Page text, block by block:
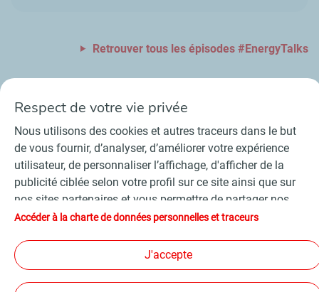
Retrouver tous les épisodes #EnergyTalks
Conditions Générales d’Utilisation
Charte de données personnelles et cookies
Accessibilité : partiellement conforme
Plan du site
Suivez-nous
Respect de votre vie privée
Nous utilisons des cookies et autres traceurs dans le but
de vous fournir, d’analyser, d’améliorer votre expérience
utilisateur, de personnaliser l’affichage, d'afficher de la
publicité ciblée selon votre profil sur ce site ainsi que sur
nos sites partenaires et vous permettre de partager nos
contenus sur les réseaux sociaux. Conformément à la
d'audience sont déposés par défaut. Vous pouvez à tout
moment modifier vos paramètres de cookies en cliquant
sur le bouton « Gérer mes cookies ». En cliquant sur le
Accéder à la charte de données personnelles et traceurs
J'accepte